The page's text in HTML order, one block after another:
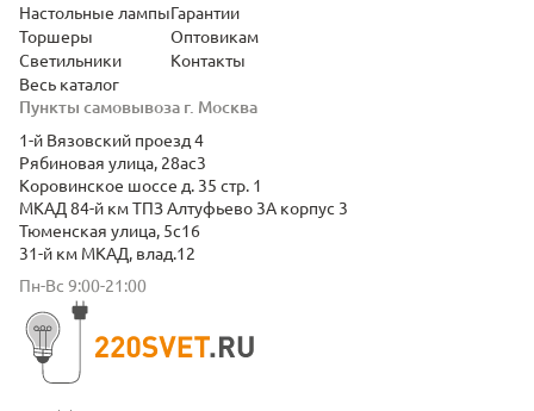
Пункты самовывоза г. Москва
1-й Вязовский проезд 4
Рябиновая улица, 28ас3
Коровинское шоссе д. 35 стр. 1
МКАД 84-й км ТПЗ Алтуфьево 3А корпус 3
Тюменская улица, 5с16
31-й км МКАД, влад.12
Пн-Вс 9:00-21:00
Настольные лампы
Торшеры
Светильники
Весь каталог
Гарантии
Оптовикам
Контакты